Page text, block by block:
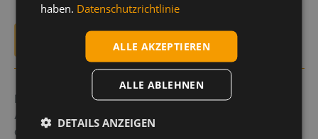
E-Mail
Du erreichst uns jederzeit per E-Mail. Sende uns deine
Anfrage und wir werden uns so schnell wie möglich bei
dir melden.
haben. Datenschutzrichtlinie
ALLE AKZEPTIEREN
ALLE ABLEHNEN
DETAILS ANZEIGEN